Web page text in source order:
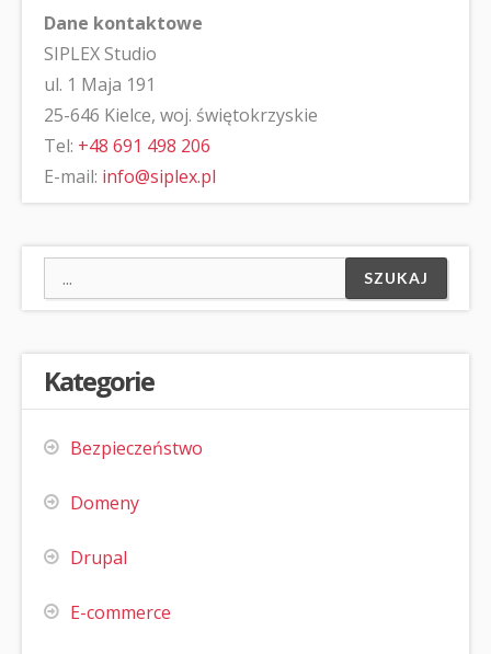
Dane kontaktowe
SIPLEX Studio
ul. 1 Maja 191
25-646 Kielce, woj. świętokrzyskie
Tel: +48 691 498 206
E-mail: info@siplex.pl
Kategorie
Bezpieczeństwo
Domeny
Drupal
E-commerce